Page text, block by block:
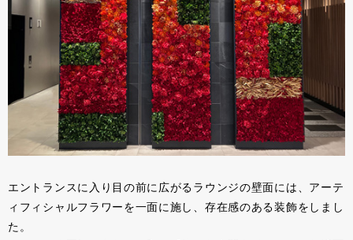
エントランスに入り目の前に広がるラウンジの壁面には、アーテ
ィフィシャルフラワーを一面に施し、存在感のある装飾をしまし
た。